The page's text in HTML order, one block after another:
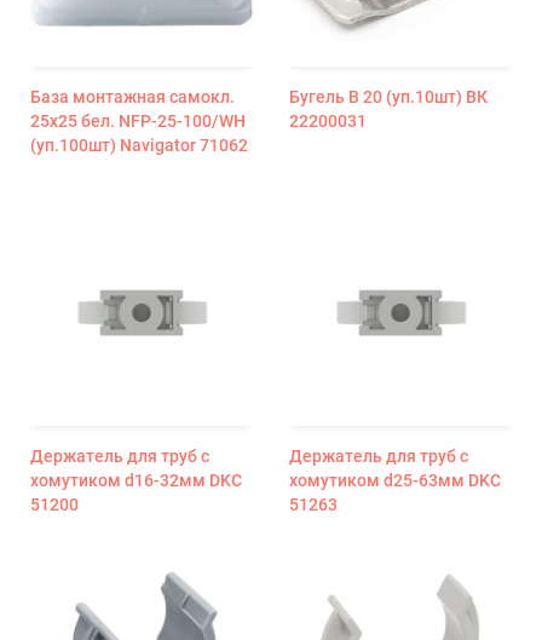
База монтажная самокл.
25х25 бел. NFP-25-100/WH
(уп.100шт) Navigator 71062
Бугель B 20 (уп.10шт) ВК
22200031
Держатель для труб с
хомутиком d16-32мм DKC
51200
Держатель для труб с
хомутиком d25-63мм DKC
51263